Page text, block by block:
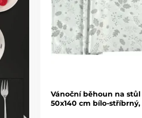
Vánoční běhoun na
50x140 cm bílo-